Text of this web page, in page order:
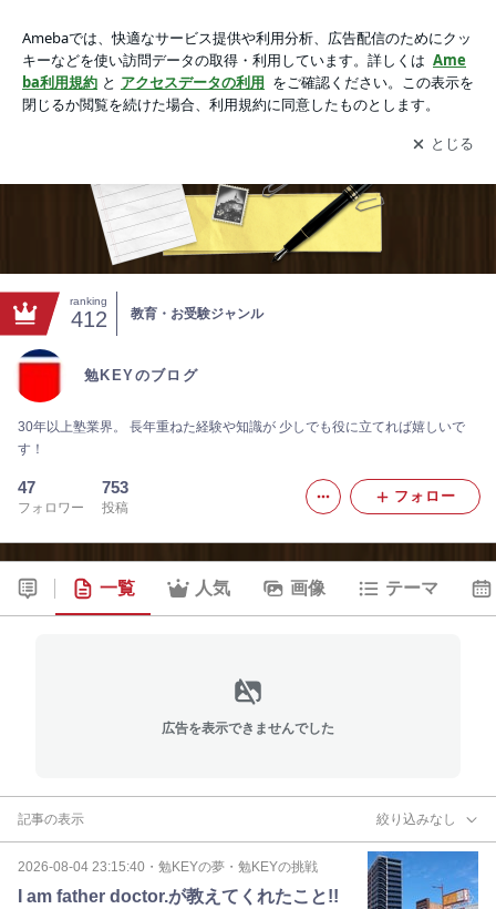
アプリをダウンロードして ブログの更新通知
を受け取りまし
ょう。
開く
ranking
412 教育・お受験ジャンル
勉KEYのブログ
30年以上塾業界。 長年重ねた経験や知識が 少しでも役に立てれば嬉しいで
す！
47
フォロワー
753
投稿
フォロー
一覧 人気 画像 テーマ
広告を表示できませんでした
記事の表示 絞り込みなし
2026-08-04 23:15:40 ・ 勉KEYの夢・勉KEYの挑戦
I am father doctor.が教えてくれたこと!!